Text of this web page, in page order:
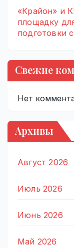
«Крайон» и
площадку
подготовки
Свежие
Нет
Архивы
Август 2026
Июль 2026
Июнь 2026
Май 2026